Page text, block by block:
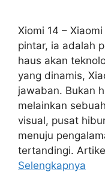
Xiomi 14 –
pintar, ia adalah
haus akan
yang dinamis,
jawaban. Bukan
melainkan
visual, pusat
menuju
tertandingi.
Selengkapnya